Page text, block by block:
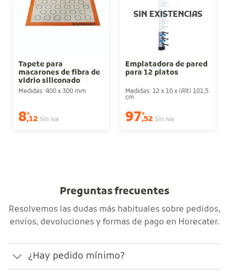
Tapete para
macarones de fibra de
vidrio siliconado
Medidas: 400 x 300 mm
8€
,12 Sin iva
SIN EXISTENCIAS
Emplatadora de pared
para 12 platos
Medidas: 12 x 10 x (Alt) 101,5
cm
97€
,52 Sin iva
Preguntas frecuentes
Resolvemos las dudas más habituales sobre pedidos,
envíos, devoluciones y formas de pago en Horecater.
¿Hay pedido mínimo?